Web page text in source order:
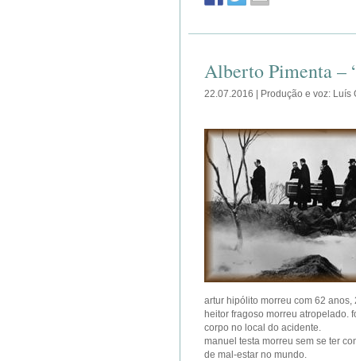
Alberto Pimenta
22.07.2016 | Produção e voz: Luís
artur hipólito morreu com 62
heitor fragoso morreu atropelado.
corpo no local do acidente.
manuel testa morreu sem se ter
de mal-estar no mundo.